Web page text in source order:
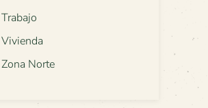
Trabajo
Vivienda
Zona Norte